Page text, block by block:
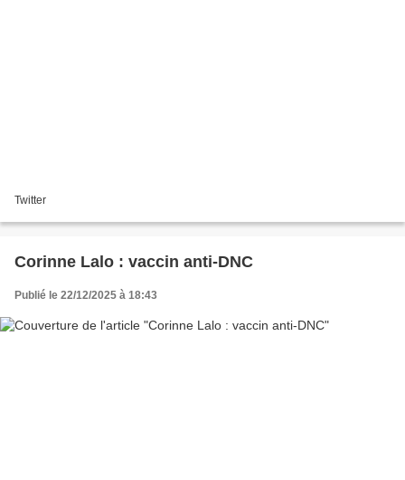
Twitter
Corinne Lalo : vaccin anti-DNC
Publié le 22/12/2025 à 18:43